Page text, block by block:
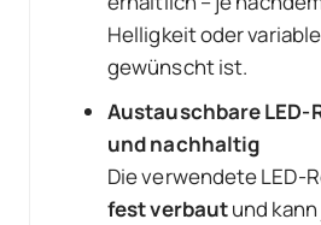
Helligkeit oder
gewünscht ist.
Austauschbare LED-
und nachhaltig
Die verwendete LED-
fest verbautund